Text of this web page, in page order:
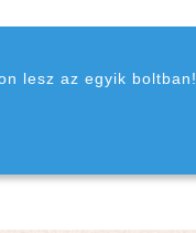
lesz az egyik boltban!